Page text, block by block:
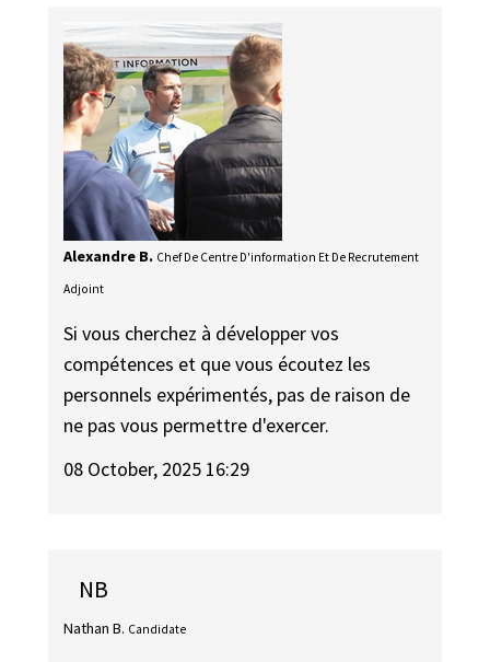
Alexandre B. Chef De Centre D'information Et De Recrutement
Adjoint
Si vous cherchez à développer vos
compétences et que vous écoutez les
personnels expérimentés, pas de raison de
ne pas vous permettre d'exercer.
08 October, 2025 16:29
NB
Nathan B. Candidate